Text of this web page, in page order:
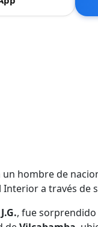
un hombre de
a través de
, fue